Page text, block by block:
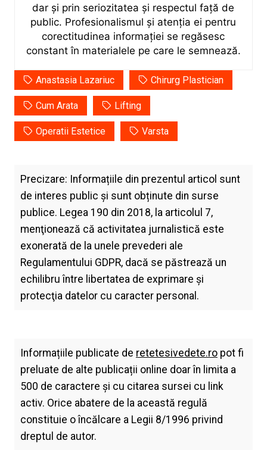
dar și prin seriozitatea și respectul față de
public. Profesionalismul și atenția ei pentru
corectitudinea informației se regăsesc
constant în materialele pe care le semnează.
Anastasia Lazariuc Chirurg Plastician
Cum Arata Lifting
Operatii Estetice Varsta
Precizare: Informațiile din prezentul articol sunt
de interes public și sunt obținute din surse
publice. Legea 190 din 2018, la articolul 7,
menţionează că activitatea jurnalistică este
exonerată de la unele prevederi ale
Regulamentului GDPR, dacă se păstrează un
echilibru între libertatea de exprimare şi
protecţia datelor cu caracter personal.
Informațiile publicate de retetesivedete.ropot fi
preluate de alte publicații online doar în limita a
500 de caractere și cu citarea sursei cu link
activ. Orice abatere de la această regulă
constituie o încălcare a Legii 8/1996 privind
dreptul de autor.